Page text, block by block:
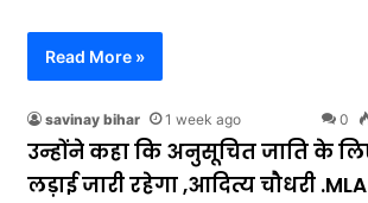
Read More »
savinay bihar 1 week ago 0
उन्होंने कहा कि अनुसूचित जाति के
लड़ाई जारी रहेगा ,आदित्य चौधरी .MLA